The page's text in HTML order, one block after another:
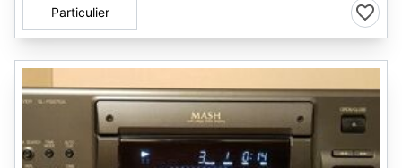
Particulier